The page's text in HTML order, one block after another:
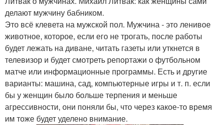
делают мужчину бабником.
Это всё клевета на мужской пол. Мужчина - это ленивое
животное, которое, если его не трогать, после работы
будет лежать на диване, читать газеты или уткнется в
телевизор и будет смотреть репортажи о футбольном
матче или информационные программы. Есть и другие
варианты: машина, сад, компьютерные игры и т. п. если
бы у женщин было больше терпения и меньше
агрессивности, они поняли бы, что через какое-то время
им тоже будет уделено внимание.